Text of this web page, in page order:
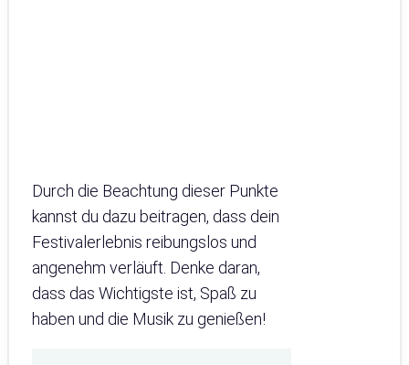
Durch die Beachtung dieser Punkte
kannst du dazu beitragen, dass dein
Festivalerlebnis reibungslos und
angenehm verläuft. Denke daran,
dass das Wichtigste ist, Spaß zu
haben und die Musik zu genießen!